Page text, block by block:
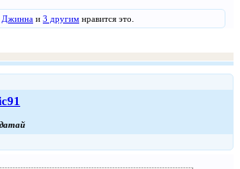
Джинна и 3 другим нравится это.